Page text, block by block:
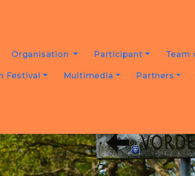
Organisation Participant Team
Festival Multimedia Partners